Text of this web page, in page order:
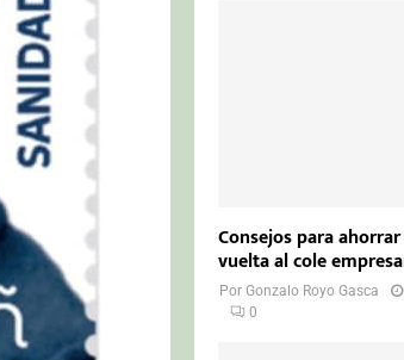
Consejos para
vuelta al cole
PorGonzalo Royo Gasca
0